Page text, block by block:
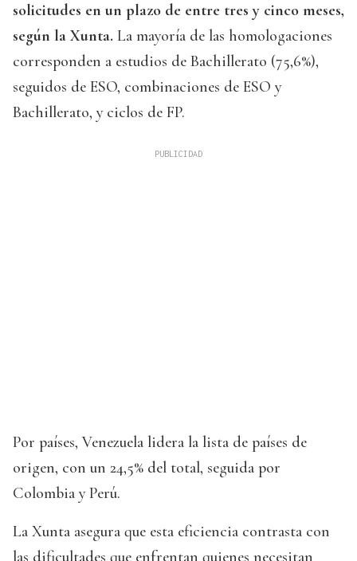
solicitudes en un plazo de entre tres y cinco meses,
según la Xunta. La mayoría de las homologaciones
corresponden a estudios de Bachillerato (75,6%),
seguidos de ESO, combinaciones de ESO y
Bachillerato, y ciclos de FP.
Por países, Venezuela lidera la lista de países de
origen, con un 24,5% del total, seguida por
Colombia y Perú.
La Xunta asegura que esta eficiencia contrasta con